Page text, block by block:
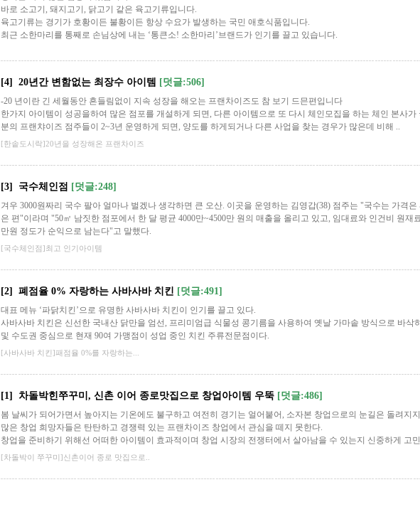
바로 소고기, 돼지고기, 닭고기 같은 육고기류입니다.
육고기류는 경기가 호황이든 불황이든 항상 수요가 발생하는 국민 애호식품입니다.
최근 소한마리를 통째로 손님상에 내는 ‘통큰소! 소한마리’브랜드가 인기를 끌고 있습니다.
[4] 20년간 변함없는 최장수 아이템 [덧글:506]
-20 년이란 긴 세월동안 흔들림없이 지속 성장을 해오는 프랜차이즈도 참 보기 드믄편입니다
한가지 아이템이 성공을하여 많은 점포를 개설하게 되면, 다른 아이템으로 또 다시 체인모집을 하는 체인 본사
분의 프랜챠이즈 점주들이 2~3년 운영하게 되면, 양도를 하게되거나 다른 사업을 찾는 경우가 많은데 비해 ..
[한솥도시락]20년을 성장해온 프랜차이즈
[3] 국수체인점 [덧글:248]
겨우 3000원짜리 국수 팔아 얼마나 벌겠나 생각하면 큰 오산. 이곳을 운영하는 김영갑(38) 점주는 "국수는 가격
은 편"이라며 "50㎡ 남짓한 점포에서 한 달 평균 4000만~4500만 원의 매출을 올리고 있고, 임대료와 인건비 원재
만원 정도가 순익으로 남는다"고 말했다.
[국수체인점]최고 인기아이템
[2] 폐점율 0% 자랑하는 사바사바 치킨 [덧글:491]
대표 메뉴 ‘파닭치킨’으로 유명한 사바사바 치킨이 인기를 끌고 있다.
사바사바 치킨은 신선한 국내산 닭만을 엄선, 프리미엄급 식물성 콩기름을 사용하여 옛날 가마솥 방식으로 바삭
및 수도권 중심으로 현재 90여 가맹점이 성업 중인 치킨 주류전문점이다.
[사바사바 치킨]패점율 0%를 자랑하는...
[1] 차돌박힌쭈꾸미, 신촌 이어 종로맛집으로 창업아이템 우뚝 [덧글:486]
봄 날씨가 되어가면서 높아지는 기온에도 불구하고 여전히 경기는 얼어붙어, 소자본 창업으로의 눈길은 돌려지
많은 창업 희망자들은 탄탄하고 경쟁력 있는 프랜차이즈 창업에서 관심을 떼지 못한다.
창업을 준비하기 위해선 어떠한 아이템이 효과적이며 창업 시장의 전쟁터에서 살아남을 수 있는지 신중하게 고
[차돌박이 쭈꾸미]신촌이어 종로 맛집으로..